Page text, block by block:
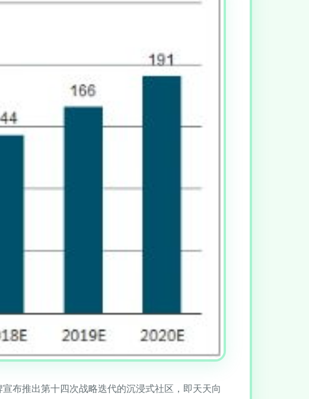
布推出第十四次战略迭代的沉浸式社区，即天天向